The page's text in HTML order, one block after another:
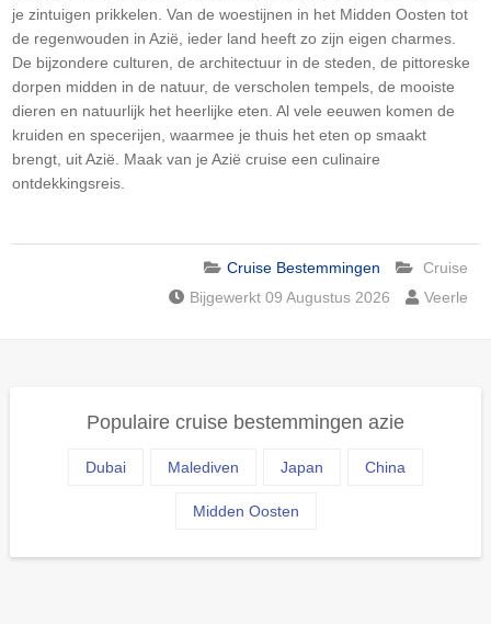
je zintuigen prikkelen. Van de woestijnen in het Midden Oosten tot
de regenwouden in Azië, ieder land heeft zo zijn eigen charmes.
De bijzondere culturen, de architectuur in de steden, de pittoreske
dorpen midden in de natuur, de verscholen tempels, de mooiste
dieren en natuurlijk het heerlijke eten. Al vele eeuwen komen de
kruiden en specerijen, waarmee je thuis het eten op smaakt
brengt, uit Azië. Maak van je Azië cruise een culinaire
ontdekkingsreis.
Cruise Bestemmingen
Cruise
Bijgewerkt 09 Augustus 2026
Veerle
Populaire cruise bestemmingen azie
Dubai Malediven Japan China
Midden Oosten